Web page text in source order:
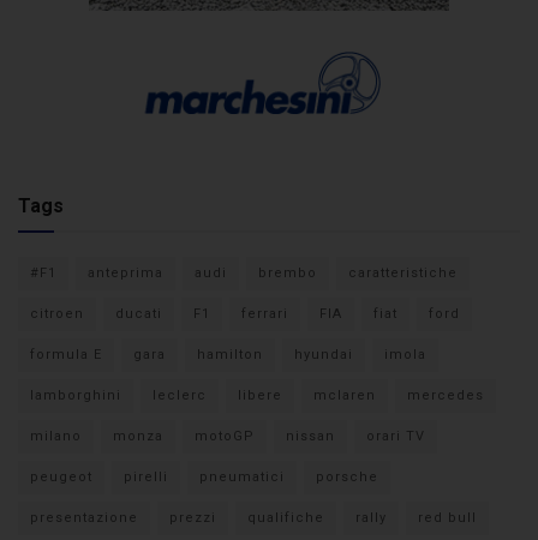
Tags
#F1 anteprima audi brembo caratteristiche
citroen ducati F1 ferrari FIA fiat ford
formula E gara hamilton hyundai imola
lamborghini leclerc libere mclaren mercedes
milano monza motoGP nissan orari TV
peugeot pirelli pneumatici porsche
presentazione prezzi qualifiche rally red bull